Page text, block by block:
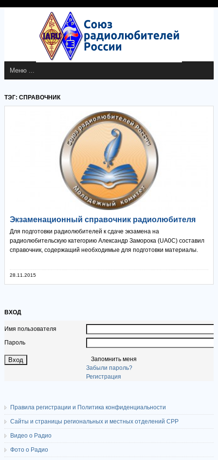
ТЭГ: СПРАВОЧНИК
Экзаменационный справочник радиолюбителя
Для подготовки радиолюбителей к сдаче экзамена на
радиолюбительскую категорию Александр Заморока (UA0C) составил
справочник, содержащий необходимые для подготовки материалы.
28.11.2015
ВХОД
Имя пользователя
Пароль
Запомнить меня
Забыли пароль?
Регистрация
Правила регистрации и Политика конфиденциальности
Сайты и страницы региональных и местных отделений СРР
Видео о Радио
Фото о Радио